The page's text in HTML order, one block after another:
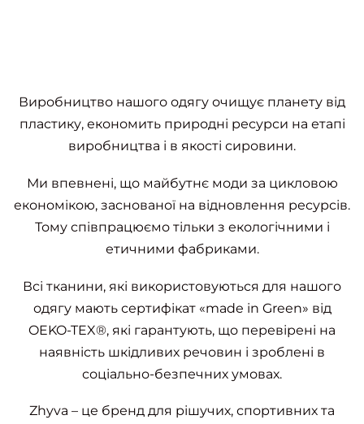
Виробництво нашого одягу очищує планету від
пластику, економить природні ресурси на етапі
виробництва і в якості сировини.
Ми впевнені, що майбутнє моди за цикловою
економікою, заснованої на відновлення ресурсів.
Тому співпрацюємо тільки з екологічними і
етичними фабриками.
Всі тканини, які використовуються для нашого
одягу мають сертифікат «made in Green» від
OEKO-TEX®, які гарантують, що перевірені на
наявність шкідливих речовин і зроблені в
соціально-безпечних умовах.
Zhyva – це бренд для рішучих, спортивних та